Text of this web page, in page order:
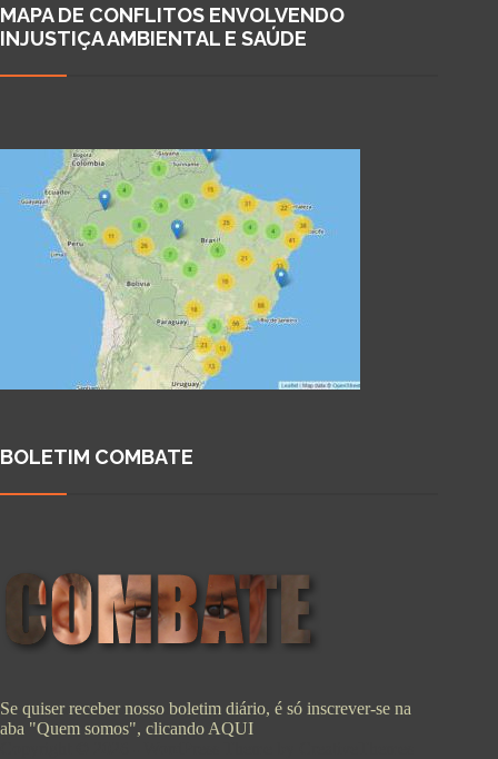
MAPA DE CONFLITOS ENVOLVENDO
INJUSTIÇA AMBIENTAL E SAÚDE
BOLETIM COMBATE
Se quiser receber nosso boletim diário, é só inscrever-se na
aba "Quem somos", clicando AQUI